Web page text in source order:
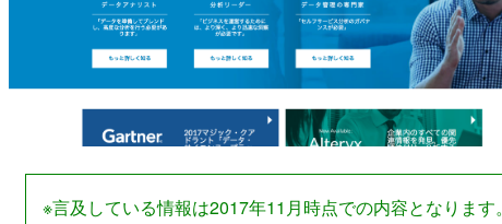
※言及している情報は2017年11月時点での内容となります。